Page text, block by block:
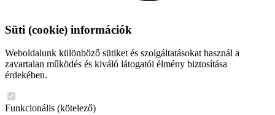
Süti (cookie) információk
Weboldalunk különböző sütiket és szolgáltatásokat használ a
zavartalan működés és kiváló látogatói élmény biztosítása
érdekében.
Funkcionális (kötelező)